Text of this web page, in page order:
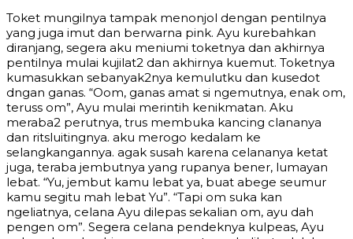
Toket mungilnya tampak menonjol dengan pentilnya
yang juga imut dan berwarna pink. Ayu kurebahkan
diranjang, segera aku meniumi toketnya dan akhirnya
pentilnya mulai kujilat2 dan akhirnya kuemut. Toketnya
kumasukkan sebanyak2nya kemulutku dan kusedot
dngan ganas. “Oom, ganas amat si ngemutnya, enak om,
teruss om”, Ayu mulai merintih kenikmatan. Aku
meraba2 perutnya, trus membuka kancing clananya
dan ritsluitingnya. aku merogo kedalam ke
selangkangannya. agak susah karena celananya ketat
juga, teraba jembutnya yang rupanya bener, lumayan
lebat. “Yu, jembut kamu lebat ya, buat abege seumur
kamu segitu mah lebat Yu”. “Tapi om suka kan
ngeliatnya, celana Ayu dilepas sekalian om, ayu dah
pengen om”. Segera celana pendeknya kulpeas, Ayu